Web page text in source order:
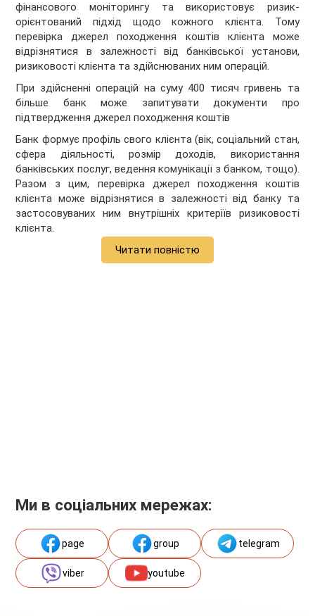
фінансового моніторингу та використовує ризик-
орієнтований підхід щодо кожного клієнта. Тому
перевірка джерел походження коштів клієнта може
відрізнятися в залежності від банківської установи,
ризиковості клієнта та здійснюваних ним операцій.
При здійсненні операцій на суму 400 тисяч гривень та
більше банк може запитувати документи про
підтвердження джерел походження коштів
Банк формує профіль свого клієнта (вік, соціальний стан,
сфера діяльності, розмір доходів, використання
банківських послуг, ведення комунікації з банком, тощо).
Разом з цим, перевірка джерел походження коштів
клієнта може відрізнятися в залежності від банку та
застосовуваних ним внутрішніх критеріїв ризиковості
клієнта.
Читати повністю
Ми в соціальних мережах:
page group telegram
viber youtube